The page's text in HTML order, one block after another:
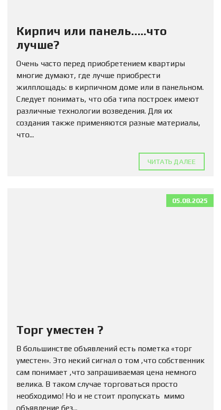
Кирпич или панель…..что
лучше?
Очень часто перед приобретением квартиры
многие думают, где лучше приобрести
жилплощадь: в кирпичном доме или в панельном.
Следует понимать, что оба типа построек имеют
различные технологии возведения. Для их
создания также применяются разные материалы,
что...
ЧИТАТЬ ДАЛЕЕ
05.08.2025
Торг уместен ?
В большинстве объявлений есть пометка «торг
уместен». Это некий сигнал о том ,что собственник
сам понимает ,что запрашиваемая цена немного
велика. В таком случае торговаться просто
необходимо! Но и не стоит пропускать мимо
объявление без...